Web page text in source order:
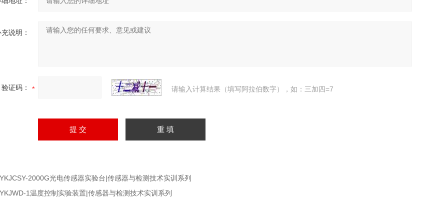
说明：
验证码： 请输入计算结果（填写阿拉伯数字），如：三加四=7
2000G光电传感器实验台|传感器与检测技术实训系列
1温度控制实验装置|传感器与检测技术实训系列